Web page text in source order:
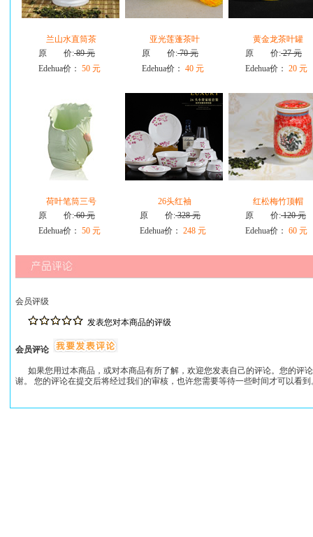
兰山水直筒茶
原 价:89 元
Edehua价： 50 元
亚光莲蓬茶叶
原 价:70 元
Edehua价： 40 元
黄金龙茶叶罐
原 价:27 元
Edehua价： 20 元
荷叶笔筒三号
原 价:60 元
Edehua价： 50 元
26头红袖
原 价:328 元
Edehua价： 248 元
红松梅竹顶帽
原 价:120 元
Edehua价： 60 元
会员评级
发表您对本商品的评级
会员评论
如果您用过本商品，或对本商品有所了解，欢迎您发表自己的评论。您的评
谢。 您的评论在提交后将经过我们的审核，也许您需要等待一些时间才可以看